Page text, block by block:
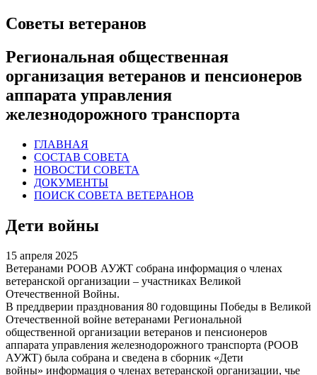
Советы ветеранов
Региональная общественная
организация ветеранов и пенсионеров
аппарата управления
железнодорожного транспорта
ГЛАВНАЯ
СОСТАВ СОВЕТА
НОВОСТИ СОВЕТА
ДОКУМЕНТЫ
ПОИСК СОВЕТА ВЕТЕРАНОВ
Дети войны
15 апреля 2025
Ветеранами РООВ АУЖТ собрана информация о членах
ветеранской организации – участниках Великой
Отечественной Войны.
В преддверии празднования 80 годовщины Победы в Великой
Отечественной войне ветеранами Региональной
общественной организации ветеранов и пенсионеров
аппарата управления железнодорожного транспорта (РООВ
АУЖТ) была собрана и сведена в сборник «Дети
войны» информация о членах ветеранской организации, чье